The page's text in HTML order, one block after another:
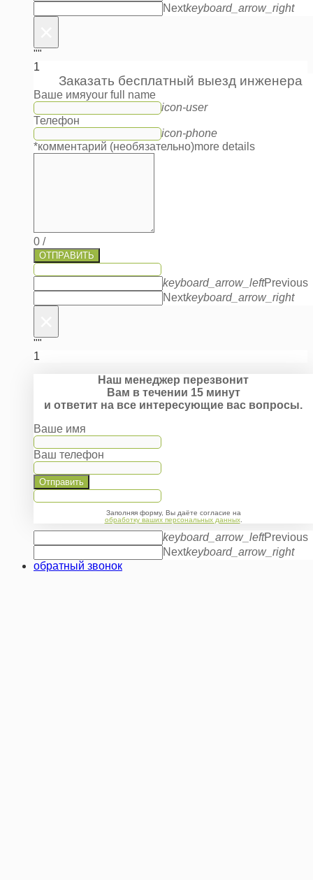
Nextkeyboard_arrow_right
""
1
Заказать бесплатный выезд инженера
Ваше имяyour full name
icon-user
Телефон
icon-phone
*комментарий (необязательно)more details
0 /
ОТПРАВИТЬ
keyboard_arrow_leftPrevious
Nextkeyboard_arrow_right
""
1
Наш менеджер перезвонит
Вам в течении 15 минут
и ответит на все интересующие вас вопросы.
Ваше имя
Ваш телефон
Отправить
Заполняя форму, Вы даёте согласие на
обработку ваших персональных данных.
keyboard_arrow_leftPrevious
Nextkeyboard_arrow_right
обратный звонок